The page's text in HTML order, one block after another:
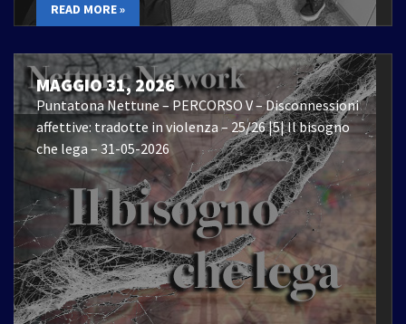
READ MORE »
MAGGIO 31, 2026
Puntatona Nettune – PERCORSO V – Disconnessioni
affettive: tradotte in violenza – 25/26 |5| Il bisogno
che lega – 31-05-2026